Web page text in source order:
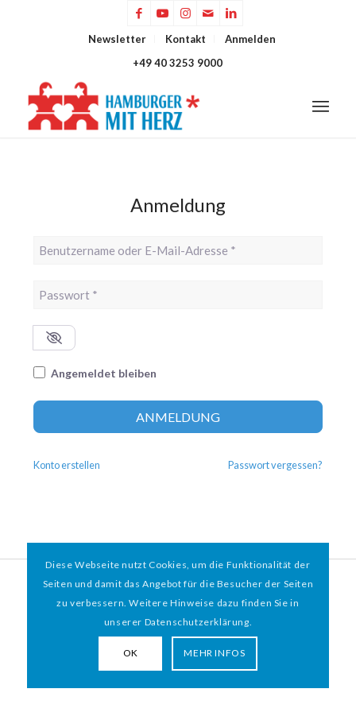
Newsletter Kontakt
Anmelden
+49 40 3253 9000
Anmeldung
Benutzername oder E-Mail-Adresse
Passwort *
Angemeldet bleiben
ANMELDUNG
Konto erstellen Passwort vergessen?
© 2026 HAMBURGER*MIT HERZ e.V. | WEBDESIGN BY WEBIGAMI
Diese Webseite nutzt Cookies, um die Funktionalität der
Seiten und damit das Angebot für die Besucher der Seiten
zu verbessern. Weitere Hinweise dazu finden Sie in
unserer Datenschutzerklärung.
OK MEHR INFOS